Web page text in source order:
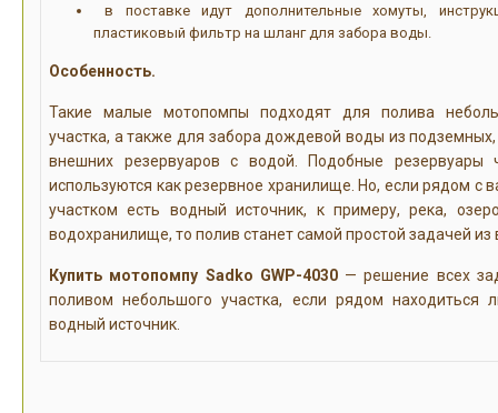
в поставке идут дополнительные хомуты,
пластиковый фильтр на шланг для забора воды.
Особенность.
Такие малые мотопомпы подходят для полива
участка, а также для забора дождевой воды из
внешних резервуаров с водой. Подобные резервуары
используются как резервное хранилище. Но, если рядом с
участком есть водный источник, к примеру, река,
водохранилище, то полив станет самой простой задачей из
Купить мотопомпу Sadko GWP-4030 — решение всех
поливом небольшого участка, если рядом находиться
водный источник.